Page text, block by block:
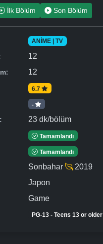
İlk Bölüm Son Bölüm
ANIME | TV
12
12
6.7
-
23 dk/bölüm
Tamamlandı
Tamamlandı
Sonbahar 2019
Japon
Game
PG-13 - Teens 13 or older